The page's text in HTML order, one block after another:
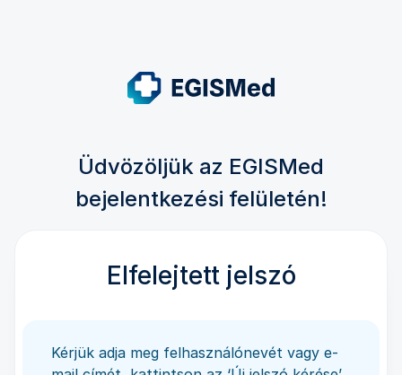
Üdvözöljük az EGISMed
bejelentkezési felületén!
Elfelejtett jelszó
Kérjük adja meg felhasználónevét vagy e-